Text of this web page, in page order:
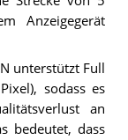
Anzeigegerät
unterstützt Full
sodass es
an
bedeutet, dass